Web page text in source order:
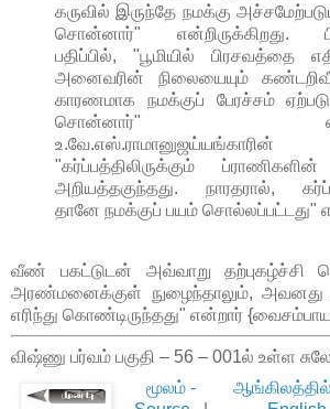
கருவில் இருந்தே நமக்கு
சொன்னார்" என்றிருக்கிறது.
பதிப்பில், "பூமியில் பிரசவத்தை
அனைவரின் நிலையையும்
காரணமாக நமக்குப் பேரச்சம்
சொன்னார்"
"கர்ப்பத்திலிருக்கும்
அறியத்தகுந்தது. நாரதரால்,
தானே நமக்குப் பயம் சொல்லப்பட்டது"
வீண் பகட்டுடன் அவ்வாறு
அரண்மனைக்குள் நுழைந்தாலும்,
எரிந்து கொண்டிருந்தது" என்றார்
விஷ்ணு பர்வம் பகுதி – 56 – 001ல் உள்ள
மூலம் -